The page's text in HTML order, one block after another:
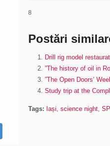
8
Postări
Drill rig model
”The history of oil in
”The Open Doors’
Study trip at the
Tags: Iași, science night,